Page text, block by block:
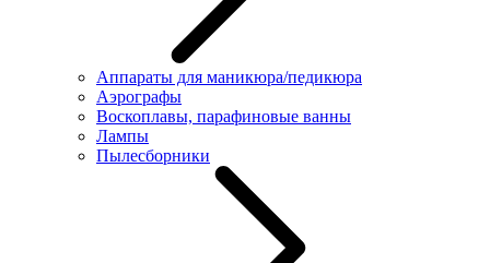
Аппараты для маникюра/педикюра
Аэрографы
Воскоплавы, парафиновые ванны
Лампы
Пылесборники